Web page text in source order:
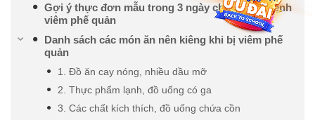
Gợi ý thực đơn mẫu trong 3 ngày cho người bệnh
viêm phế quản
Danh sách các món ăn nên kiêng khi bị viêm phế
quản
1. Đồ ăn cay nóng, nhiều dầu mỡ
2. Thực phẩm lạnh, đồ uống có ga
3. Các chất kích thích, đồ uống chứa cồn